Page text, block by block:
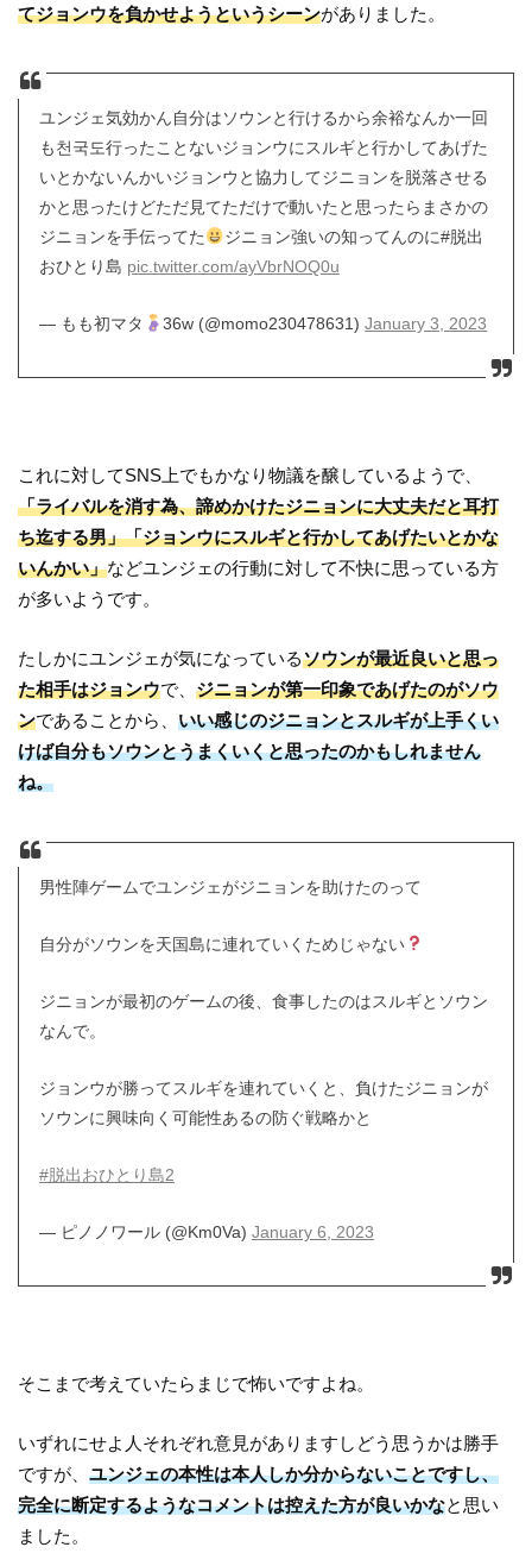
てジョンウを負かせようというシーンがありました。
ユンジェ気効かん自分はソウンと行けるから余裕なんか一回
も천국도行ったことないジョンウにスルギと行かしてあげた
いとかないんかいジョンウと協力してジニョンを脱落させる
かと思ったけどただ見てただけで動いたと思ったらまさかの
ジニョンを手伝ってた
ジニョン強いの知ってんのに#脱出
おひとり島 pic.twitter.com/ayVbrNOQ0u
— もも初マタ 36w (@momo230478631)January 3, 2023
これに対してSNS上でもかなり物議を醸しているようで、
「ライバルを消す為、諦めかけたジニョンに大丈夫だと耳打
ち迄する男」「ジョンウにスルギと行かしてあげたいとかな
いんかい」などユンジェの行動に対して不快に思っている方
が多いようです。
たしかにユンジェが気になっているソウンが最近良いと思っ
た相手はジョンウで、ジニョンが第一印象であげたのがソウ
ンであることから、いい感じのジニョンとスルギが上手くい
けば自分もソウンとうまくいくと思ったのかもしれません
ね。
男性陣ゲームでユンジェがジニョンを助けたのって
自分がソウンを天国島に連れていくためじゃない
ジニョンが最初のゲームの後、食事したのはスルギとソウン
なんで。
ジョンウが勝ってスルギを連れていくと、負けたジニョンが
ソウンに興味向く可能性あるの防ぐ戦略かと
#脱出おひとり島2
— ピノノワール (@Km0Va) January 6, 2023
そこまで考えていたらまじで怖いですよね。
いずれにせよ人それぞれ意見がありますしどう思うかは勝手
ですが、ユンジェの本性は本人しか分からないことですし、
完全に断定するようなコメントは控えた方が良いかなと思い
ました。